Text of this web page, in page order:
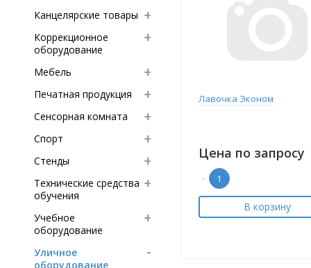
Канцелярские товары
Коррекционное
оборудование
Мебель
Печатная продукция
Сенсорная комната
Спорт
Стенды
Технические средства
обучения
Учебное
оборудование
Уличное
оборудование
Лавочка Эконом
Цена по запросу
-
В корзину